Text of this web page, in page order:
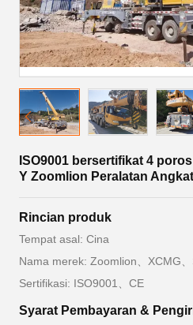
ISO9001 bersertifikat 4
Y Zoomlion Peralatan
Rincian produk
Tempat asal: Cina
Nama merek: Zoomlion、XCMG
Sertifikasi: ISO9001、CE
Syarat Pembayaran &